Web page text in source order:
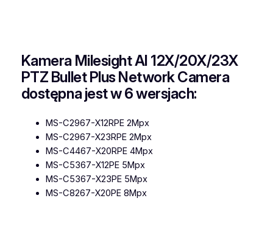
Kamera Milesight AI 12X/20X/23X
PTZ Bullet Plus Network Camera
dostępna jest w 6 wersjach:
MS-C2967-X12RPE 2Mpx
MS-C2967-X23RPE 2Mpx
MS-C4467-X20RPE 4Mpx
MS-C5367-X12PE 5Mpx
MS-C5367-X23PE 5Mpx
MS-C8267-X20PE 8Mpx